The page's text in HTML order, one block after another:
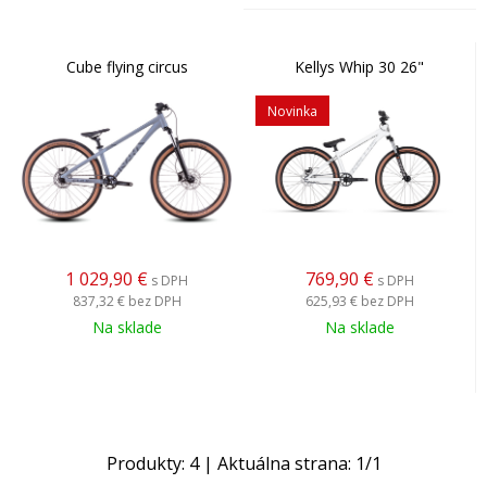
Cube flying circus
1 029,90 € s DPH
837,32 € bez DPH
Na sklade
Kellys Whip 30 26"
Novinka
769,90 € s DPH
625,93 € bez DPH
Na sklade
Produkty: 4| Aktuálna strana: 1/1